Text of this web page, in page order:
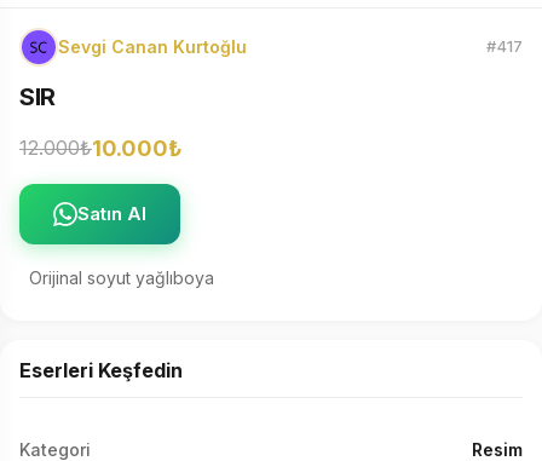
Sevgi Canan Kurtoğlu #417
SIR
12.000₺10.000₺
Satın Al
Orijinal soyut yağlıboya
Eserleri Keşfedin
Kategori Resim